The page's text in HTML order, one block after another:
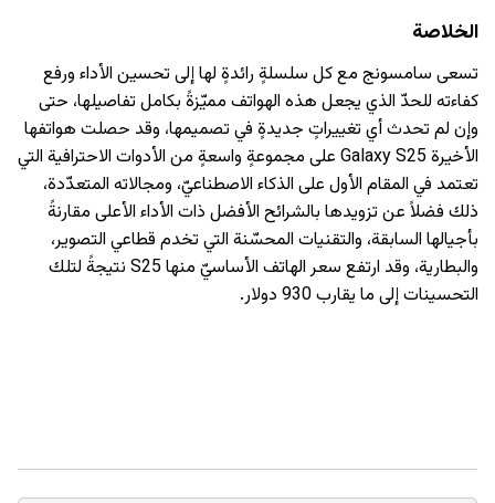
الخلاصة
تسعى سامسونج مع كل سلسلةٍ رائدةٍ لها إلى تحسين الأداء ورفع
كفاءته للحدّ الذي يجعل هذه الهواتف مميّزةً بكامل تفاصيلها، حتى
وإن لم تحدث أي تغييراتٍ جديدةٍ في تصميمها، وقد حصلت هواتفها
الأخيرة Galaxy S25 على مجموعةٍ واسعةٍ من الأدوات الاحترافية التي
تعتمد في المقام الأول على الذكاء الاصطناعيّ، ومجالاته المتعدّدة،
ذلك فضلاً عن تزويدها بالشرائح الأفضل ذات الأداء الأعلى مقارنةً
بأجيالها السابقة، والتقنيات المحسّنة التي تخدم قطاعي التصوير،
والبطارية، وقد ارتفع سعر الهاتف الأساسيّ منها S25 نتيجةً لتلك
التحسينات إلى ما يقارب 930 دولار.